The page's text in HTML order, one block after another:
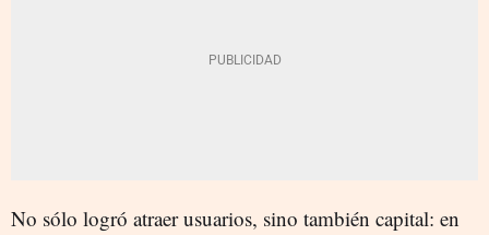
No sólo logró atraer usuarios, sino también capital: en